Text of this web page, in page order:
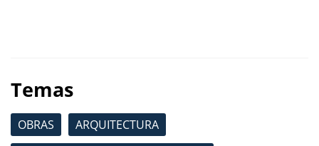
Temas
OBRAS
ARQUITECTURA